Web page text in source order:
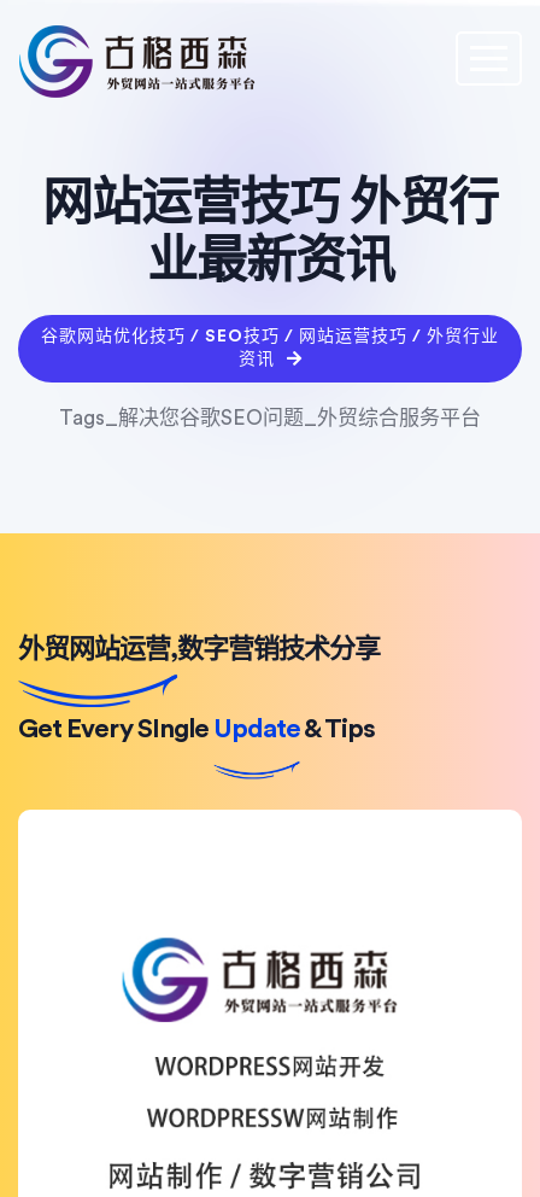
网站运营技巧 外贸行
业最新资讯
谷歌网站优化技巧 / SEO技巧 / 网站运营技巧 / 外贸行业
资讯
Tags_解决您谷歌SEO问题_外贸综合服务平台
外贸网站运营,数字营销技术分享
Get Every SIngle Update& Tips